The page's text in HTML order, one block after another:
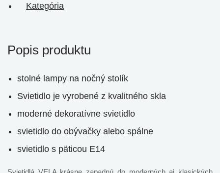
Kategória
Popis produktu
stolné lampy na nočný stolík
Svietidlo je vyrobené z kvalitného skla
moderné dekoratívne svietidlo
svietidlo do obývačky alebo spálne
svietidlo s päticou E14